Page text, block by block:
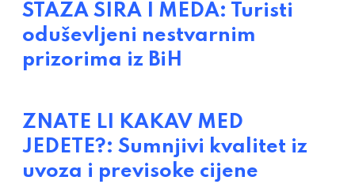
STAZA SIRA I MEDA: Turisti
oduševljeni nestvarnim
prizorima iz BiH
ZNATE LI KAKAV MED
JEDETE?: Sumnjivi kvalitet iz
uvoza i previsoke cijene